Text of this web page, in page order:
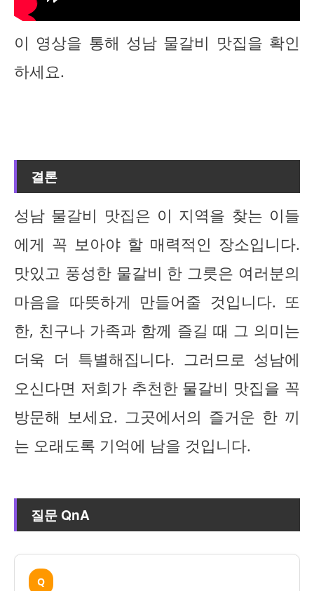
이 영상을 통해 성남 물갈비 맛집을 확인
하세요.
결론
성남 물갈비 맛집은 이 지역을 찾는 이들
에게 꼭 보아야 할 매력적인 장소입니다.
맛있고 풍성한 물갈비 한 그릇은 여러분의
마음을 따뜻하게 만들어줄 것입니다. 또
한, 친구나 가족과 함께 즐길 때 그 의미는
더욱 더 특별해집니다. 그러므로 성남에
오신다면 저희가 추천한 물갈비 맛집을 꼭
방문해 보세요. 그곳에서의 즐거운 한 끼
는 오래도록 기억에 남을 것입니다.
질문 QnA
Q